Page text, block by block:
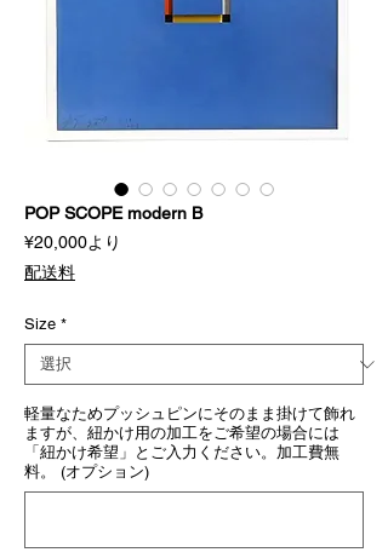
POP SCOPE modern B
¥20,000より
配送料
Size *
軽量なためプッシュピンにそのまま掛けて飾れ
ますが、紐かけ用の加工をご希望の場合には
「紐かけ希望」とご入力ください。加工費無
料。 (オプション)